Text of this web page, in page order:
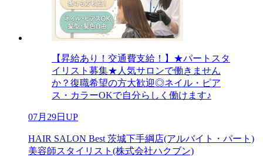
【昇給あり！交通費支給！】★パートスタ
イリスト募集★人気サロンで働きません
か？復職希望の方大歓迎◎ネイル・ピア
ス・カラーOKで自分らしく働けます♪
07月29日UP
HAIR SALON Best 茨城下手綱店(アルバイト・パート)
美容師スタイリスト(株式会社ハクブン)